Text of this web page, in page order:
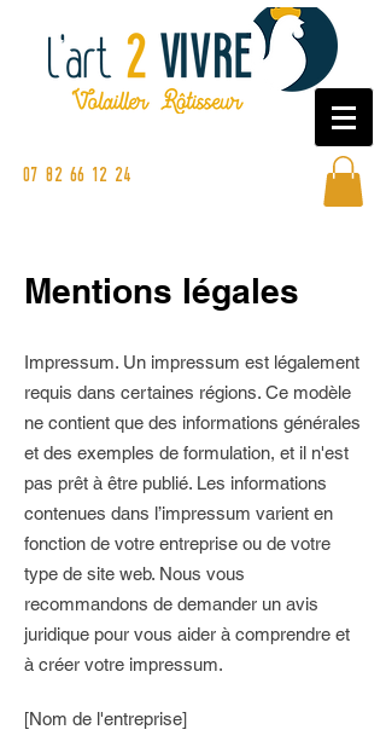
07 82 66 12 24
Mentions légales
Impressum. Un impressum est légalement
requis dans certaines régions. Ce modèle
ne contient que des informations générales
et des exemples de formulation, et il n'est
pas prêt à être publié. Les informations
contenues dans l’impressum varient en
fonction de votre entreprise ou de votre
type de site web. Nous vous
recommandons de demander un avis
juridique pour vous aider à comprendre et
à créer votre impressum.
[Nom de l'entreprise]